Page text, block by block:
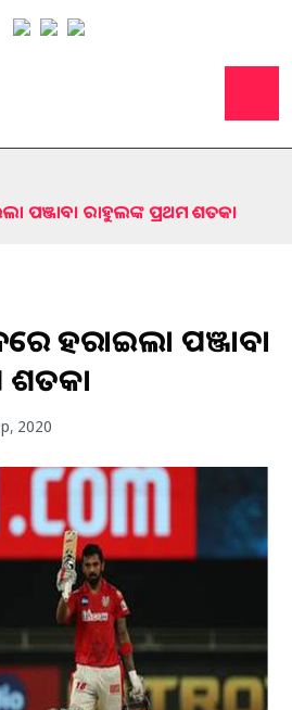
ପଞ୍ଜାବ। ରାହୁଲଙ୍କ ପ୍ରଥମ ଶତକ।
ହରାଇଲା ପଞ୍ଜାବ।
ଶତକ।
2020